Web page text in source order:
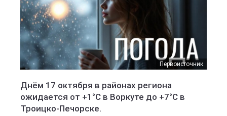
Первоисточник
Днём 17 октября в районах региона
ожидается от +1°C в Воркуте до +7°C в
Троицко-Печорске.